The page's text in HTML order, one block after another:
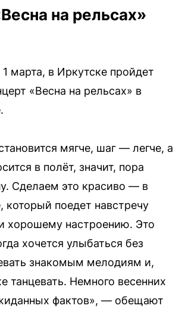
на рельсах»
марта, в Иркутске пройдет
«Весна на рельсах» в
мягче, шаг — легче, а
в полёт, значит, пора
Сделаем это красиво — в
который поедет навстречу
хорошему настроению. Это
хочется улыбаться без
знакомым мелодиям и,
танцевать. Немного весенних
фактов», — обещают